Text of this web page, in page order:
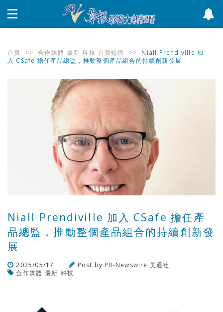
首頁 >> 合作媒體 最新 科技 首頁輪播 >>
Niall Prendiville 加
入 CSafe 擔任產品總監，推動整個產品組合的持續創新發展
Niall Prendiville 加入 CSafe 擔任產
品總監，推動整個產品組合的持續創新發
展
2025/05/17 Post by PR-Newswire 美通社
合作媒體 最新 科技